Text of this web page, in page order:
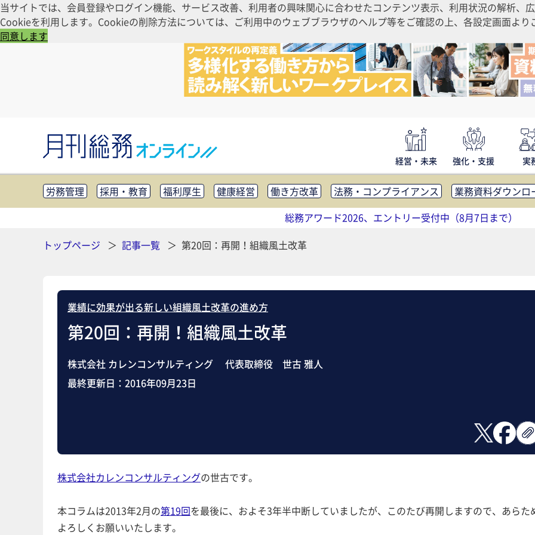
当サイトでは、会員登録やログイン機能、サービス改善、利用者の興味関心に合わせたコンテンツ表示、利用状況の解析、
Cookieを利用します。Cookieの削除方法については、ご利用中のウェブブラウザのヘルプ等をご確認の上、各設定画面よ
同意します
経営・未来 強化・支援 実
労務管理 採用・教育 福利厚生 健康経営 働き方改革 法務・コンプライアンス
業務資料ダウンロ
知財管理
リスクマネジメント・BCP 社外・社内広報 社外・社内コミュニケーション活性化
FM・オフ
助成金・補助金・コスト削減 アウトソーシング・BPO
調査・レ
総務アワード2026、エントリー受付中（8月7日まで）
トップページ
記事一覧 第20回：再開！組織風土改革
業績に効果が出る新しい組織風土改革の進め方
第20回：再開！組織風土改革
株式会社 カレンコンサルティング 代表取締役 世古 雅人
最終更新日： 2016年09月23日
株式会社カレンコンサルティングの世古です。
本コラムは2013年2月の第19回を最後に、およそ3年半中断していましたが、このたび再開しますので、あらた
よろしくお願いいたします。